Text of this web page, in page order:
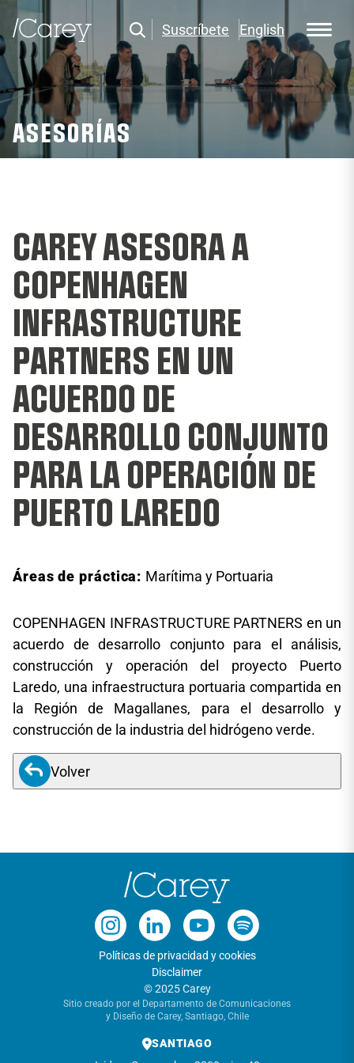
Suscríbete English
ASESORÍAS
CAREY ASESORA A
COPENHAGEN
INFRASTRUCTURE
PARTNERS EN UN
ACUERDO DE
DESARROLLO CONJUNTO
PARA LA OPERACIÓN DE
PUERTO LAREDO
Áreas de práctica: Marítima y Portuaria
COPENHAGEN INFRASTRUCTURE PARTNERS en un
acuerdo de desarrollo conjunto para el análisis,
construcción y operación del proyecto Puerto
Laredo, una infraestructura portuaria compartida en
la Región de Magallanes, para el desarrollo y
construcción de la industria del hidrógeno verde.
Volver
Políticas de privacidad y cookies
Disclaimer
© 2025 Carey
Sitio creado por el Departamento de Comunicaciones
y Diseño de Carey, Santiago, Chile
SANTIAGO